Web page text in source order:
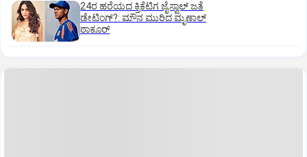
24ರ ಹರೆಯದ ಕ್ರಿಕೆಟಿಗ ಜೈಸ್ವಾಲ್‌ ಜತೆ
ಡೇಟಿಂಗ್?:‌ ಮೌನ ಮುರಿದ ಮೃಣಾಲ್‌
ಠಾಕೂರ್